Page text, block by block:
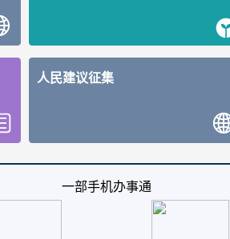
人民建议征集
一部手机办事通